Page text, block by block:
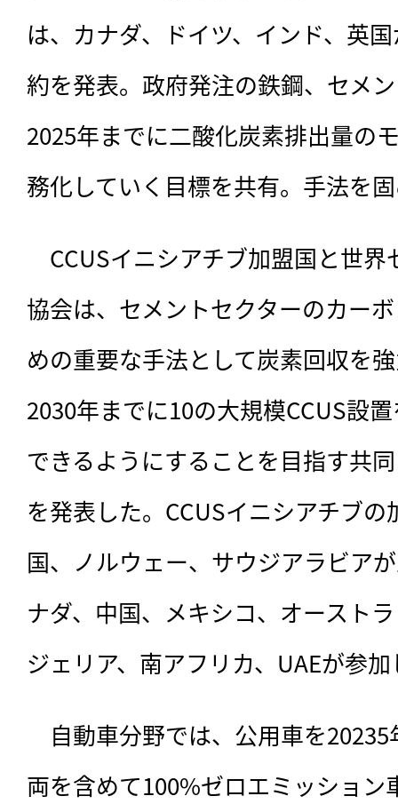
は、カナダ、ドイツ、インド、英
約を発表。政府発注の鉄鋼、セメ
2025年までに二酸化炭素排出量の
務化していく目標を共有。手法を
CCUSイニシアチブ加盟国と世界
協会は、セメントセクターのカー
めの重要な手法として炭素回収を
2030年までに10の大規模CCUS設
できるようにすることを目指す共
を発表した。CCUSイニシアチブ
国、ノルウェー、サウジアラビア
ナダ、中国、メキシコ、オースト
ジェリア、南アフリカ、UAEが参
自動車分野では、公用車を
両を含めて100%ゼロエミッション